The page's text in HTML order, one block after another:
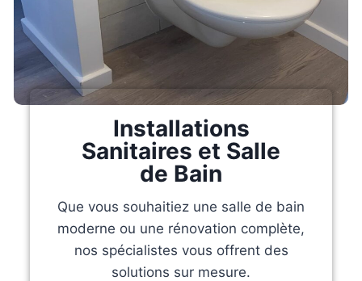
Installations
Sanitaires et Salle
de Bain
Que vous souhaitiez une salle de bain
moderne ou une rénovation complète,
nos spécialistes vous offrent des
solutions sur mesure.